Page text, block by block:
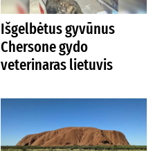
Išgelbėtus gyvūnus
Chersone gydo
veterinaras lietuvis